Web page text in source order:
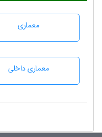
معماری
معماری داخلی